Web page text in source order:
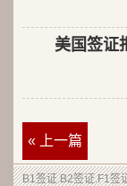
美国签证
« 上一篇
B1签证.B2签证.F1签